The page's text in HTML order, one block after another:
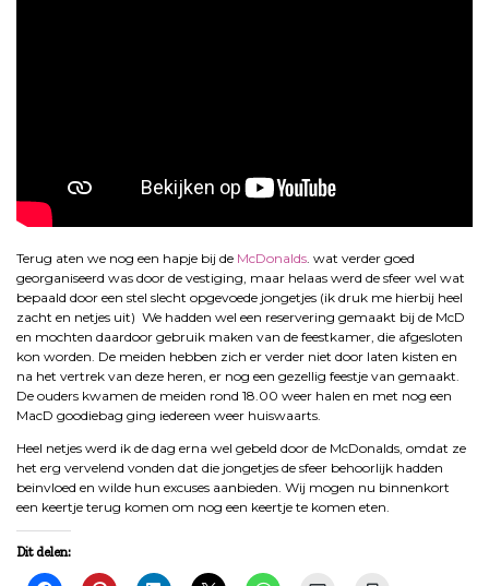
Terug aten we nog een hapje bij de McDonalds . wat verder goed
georganiseerd was door de vestiging, maar helaas werd de sfeer wel wat
bepaald door een stel slecht opgevoede jongetjes (ik druk me hierbij heel
zacht en netjes uit) We hadden wel een reservering gemaakt bij de McD
en mochten daardoor gebruik maken van de feestkamer, die afgesloten
kon worden. De meiden hebben zich er verder niet door laten kisten en
na het vertrek van deze heren, er nog een gezellig feestje van gemaakt.
De ouders kwamen de meiden rond 18.00 weer halen en met nog een
MacD goodiebag ging iedereen weer huiswaarts.
Heel netjes werd ik de dag erna wel gebeld door de McDonalds, omdat ze
het erg vervelend vonden dat die jongetjes de sfeer behoorlijk hadden
beinvloed en wilde hun excuses aanbieden. Wij mogen nu binnenkort
een keertje terug komen om nog een keertje te komen eten.
Dit delen: